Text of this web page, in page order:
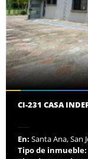
CI-231 CASA
En: Santa Ana, San
Tipo de inmueble: